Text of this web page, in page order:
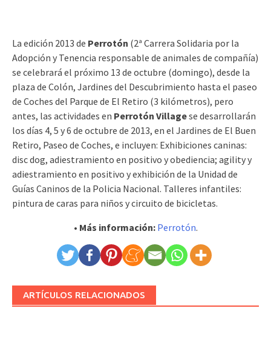
La edición 2013 de Perrotón (2ª Carrera Solidaria por la
Adopción y Tenencia responsable de animales de compañía)
se celebrará el próximo 13 de octubre (domingo), desde la
plaza de Colón, Jardines del Descubrimiento hasta el paseo
de Coches del Parque de El Retiro (3 kilómetros), pero
antes, las actividades en Perrotón Villagese desarrollarán
los días 4, 5 y 6 de octubre de 2013, en el Jardines de El Buen
Retiro, Paseo de Coches, e incluyen: Exhibiciones caninas:
disc dog, adiestramiento en positivo y obediencia; agility y
adiestramiento en positivo y exhibición de la Unidad de
Guías Caninos de la Policia Nacional. Talleres infantiles:
pintura de caras para niños y circuito de bicicletas.
• Más información: Perrotón.
ARTÍCULOS RELACIONADOS